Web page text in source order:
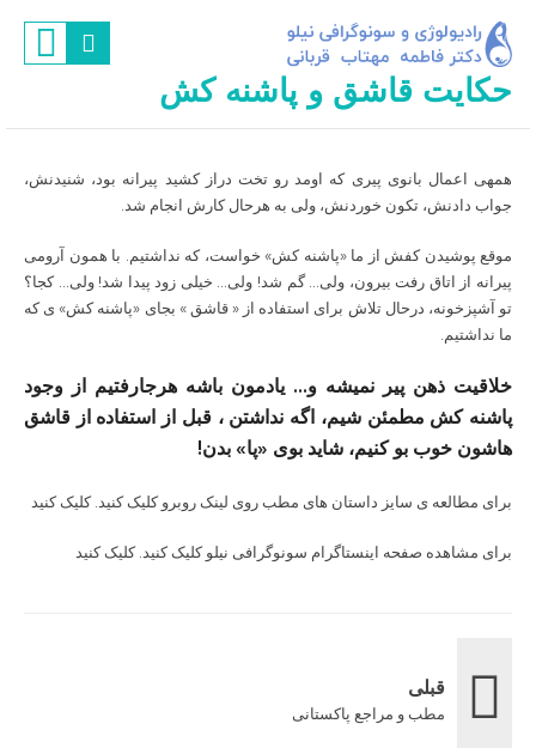
حکایت قاشق و پاشنه کش
همه‎ی اعمال بانوی پیری که اومد رو تخت دراز کشید پیرانه بود، شنیدنش،
جواب دادنش، تکون خوردنش، ولی به هرحال کارش انجام شد.
موقع پوشیدن کفش از ما «پاشنه کش» خواست، که نداشتیم. با همون آرومی
پیرانه از اتاق رفت بیرون، ولی… گم شد! ولی… خیلی زود پیدا شد! ولی… کجا؟
تو آشپزخونه، درحال تلاش برای استفاده از « قاشق » بجای «پاشنه کش» ی که
ما نداشتیم.
خلاقیت ذهن پیر نمی‎شه و… یادمون باشه هرجارفتیم از وجود
پاشنه کش مطمئن شیم، اگه نداشتن ، قبل از استفاده از قاشق
هاشون خوب بو کنیم، شاید بوی «پا» بدن!
برای مطالعه ی سایز داستان های مطب روی لینک روبرو کلیک کنید.کلیک کنید
برای مشاهده صفحه اینستاگرام سونوگرافی نیلو کلیک کنید.کلیک کنید
قبلی
مطب و مراجع پاکستانی